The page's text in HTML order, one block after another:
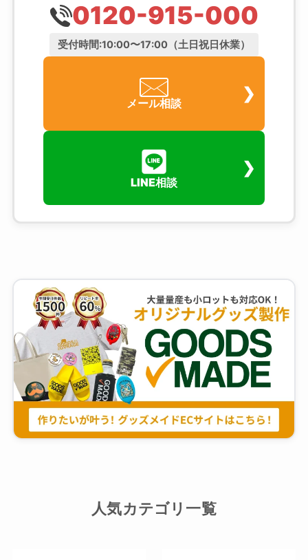
0120-915-000
受付時間:10:00〜17:00（土日祝日休業）
メール相談
LINE相談
人気カテゴリ一覧